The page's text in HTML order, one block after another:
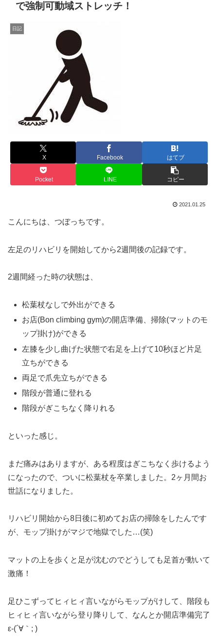
で強制可動域ストレッチ！
日記
X Facebook はてブ
Pocket LINE コピー
2021.01.25
こんにちは、つぼっちです。
左足のリハビリを開始してから2週間後の記録です。
2週間経った時の状態は、
松葉杖なしで外出ができる
お店(Bon climbing gym)の開店準備、掃除(マットのモ
ップ掛け)ができる
左膝を少し曲げた状態で右足を上げて10秒ほど片足
立ちができる
両足で爪先立ちができる
階段が普通に登れる
階段がぎこちなく降りれる
といった感じ。
まだ痛みはありますが、ある程度はぎこちなく歩けるよう
になったので、ついに松葉杖を卒業しました。2ヶ月間お
世話になりました。
リハビリ開始から8日後に初めてお店の掃除をしたんです
が、モップ掛けがマジで地獄でした…(笑)
マットの上を歩くと足が沈むのでどうしても足首が動いて
激痛！
足ひこずってヒィヒィ言いながらモップがけして、階段も
ヒィヒィ言いながら登り降りして、なんとか開店準備完了
ε-(´∀｀; )